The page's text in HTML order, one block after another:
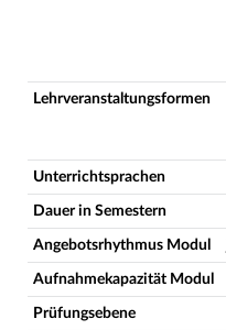
Lehrveranstaltungsformen
Unterrichtsprachen
Dauer in Semestern
Angebotsrhythmus Modul
Aufnahmekapazität Modul
Prüfungsebene